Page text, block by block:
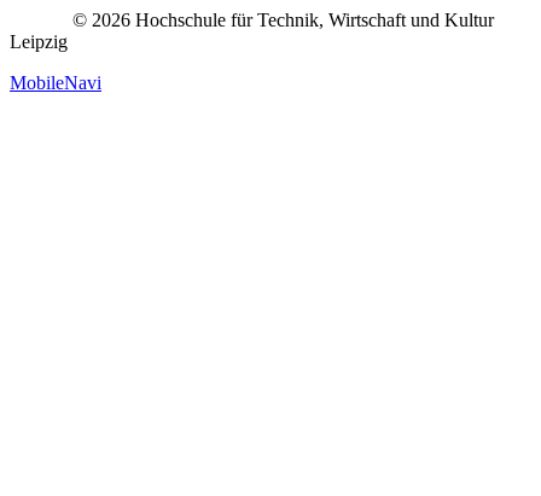
© 2026 Hochschule für Technik, Wirtschaft und Kultur
Leipzig
MobileNavi